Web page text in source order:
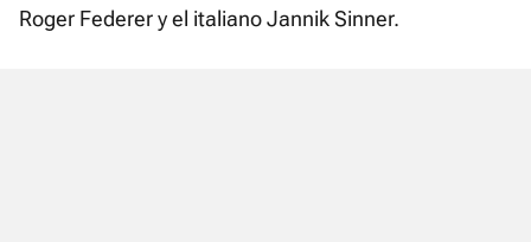
Roger Federer y el italiano Jannik Sinner.